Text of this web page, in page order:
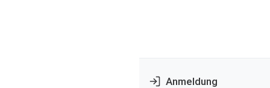
Anmeldung